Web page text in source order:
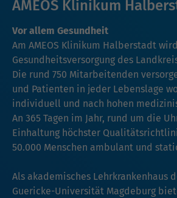
Laufzeit 278 Tage
Zweck
Cookie zum
Consent Einstellungen
Zweck
Wird verwendet, um
zu entsperren.
Name Instagram
Anbieter Facebook
Laufzeit 6 Monate
Zweck
zu entsperren.
AMEOS Klinikum
Vor allem Gesundheit
Am AMEOS Klinikum Halberstadt
Gesundheitsversorgung des
Die rund 750 Mitarbeitenden
und Patienten in jeder Lebenslage
individuell und nach hohen
An 365 Tagen im Jahr, rund um die
Einhaltung höchster
50.000 Menschen ambulant und
Als akademisches Lehrkrankenhaus
Guericke-Universität Magdeburg